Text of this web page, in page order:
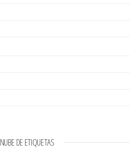
NUBE DE ETIQUETAS